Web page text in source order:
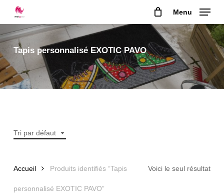
main
content
Menu
Tapis personnalisé EXOTIC PAVO
Tri par défaut
Voici le seul résultat
Accueil Produits identifiés “Tapis
personnalisé EXOTIC PAVO”